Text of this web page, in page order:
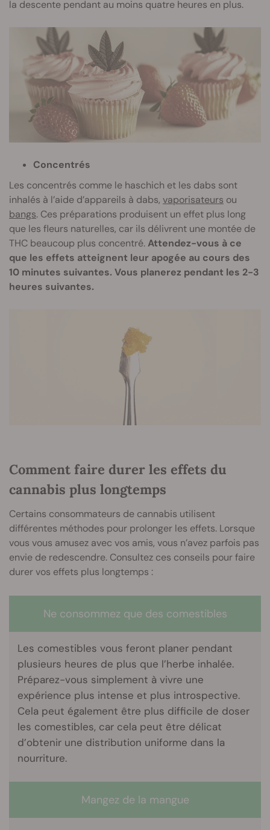
la descente pendant au moins quatre heures en plus.
Concentrés
Les concentrés comme le haschich et les dabs sont
inhalés à l’aide d’appareils à dabs, vaporisateurs ou
bangs. Ces préparations produisent un effet plus long
que les fleurs naturelles, car ils délivrent une montée de
THC beaucoup plus concentré.Attendez-vous à ce
que les effets atteignent leur apogée au cours des
10 minutes suivantes. Vous planerez pendant les 2-3
heures suivantes.
Comment faire durer les effets du
cannabis plus longtemps
Certains consommateurs de cannabis utilisent
différentes méthodes pour prolonger les effets. Lorsque
vous vous amusez avec vos amis, vous n’avez parfois pas
envie de redescendre. Consultez ces conseils pour faire
durer vos effets plus longtemps :
Ne consommez que des comestibles
Les comestibles vous feront planer pendant
plusieurs heures de plus que l’herbe inhalée.
Préparez-vous simplement à vivre une
expérience plus intense et plus introspective.
Cela peut également être plus difficile de doser
les comestibles, car cela peut être délicat
d’obtenir une distribution uniforme dans la
nourriture.
Mangez de la mangue